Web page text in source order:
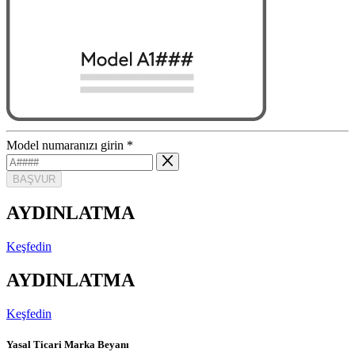
Model numaranızı girin *
BAŞVUR
AYDINLATMA
Keşfedin
AYDINLATMA
Keşfedin
Yasal Ticari Marka Beyanı